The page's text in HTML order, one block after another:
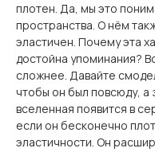
плотен. Да, мы это
пространства. О нём
эластичен. Почему эта
достойна упоминания?
сложнее. Давайте
чтобы он был повсюду,
вселенная появится в
если он бесконечно
эластичности. Он